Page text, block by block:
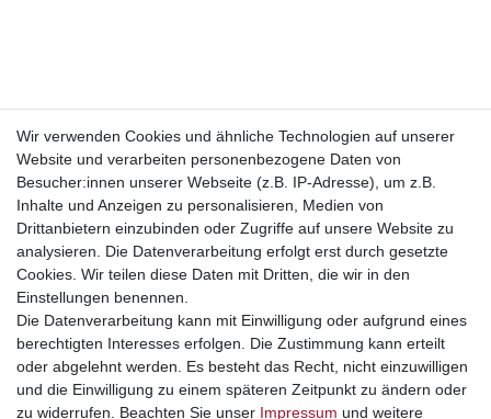
Mehr Informationen
Rechtliches
Wir verwenden Cookies und ähnliche Technologien auf unserer
Website und verarbeiten personenbezogene Daten von
Besucher:innen unserer Webseite (z.B. IP-Adresse), um z.B.
Inhalte und Anzeigen zu personalisieren, Medien von
Drittanbietern einzubinden oder Zugriffe auf unsere Website zu
analysieren. Die Datenverarbeitung erfolgt erst durch gesetzte
Cookies. Wir teilen diese Daten mit Dritten, die wir in den
Einstellungen benennen.
Die Datenverarbeitung kann mit Einwilligung oder aufgrund eines
berechtigten Interesses erfolgen. Die Zustimmung kann erteilt
oder abgelehnt werden. Es besteht das Recht, nicht einzuwilligen
und die Einwilligung zu einem späteren Zeitpunkt zu ändern oder
zu widerrufen. Beachten Sie unser Impressum und weitere